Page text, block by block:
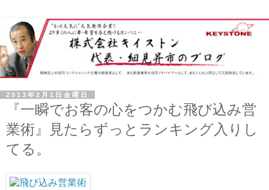
2013年2月1日金曜日
『一瞬でお客の心をつかむ飛び込み営
業術』見たらずっとランキング入りし
てる。